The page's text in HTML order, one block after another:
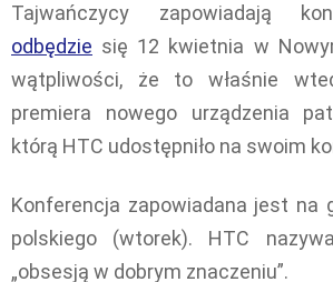
Tajwańczycy zapowiadają
odbędzie się 12 kwietnia w
wątpliwości, że to właśnie
premiera nowego urządzenia
którą HTC udostępniło na swoim
Konferencja zapowiadana jest na
polskiego (wtorek). HTC
„obsesją w dobrym znaczeniu”.